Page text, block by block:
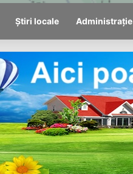
Știri locale Administrație